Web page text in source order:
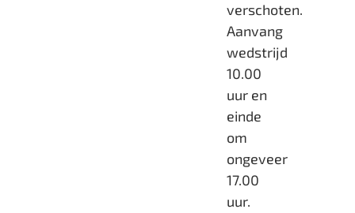
verschoten.
Aanvang
wedstrijd
10.00
uur en
einde
om
ongeveer
17.00
uur.